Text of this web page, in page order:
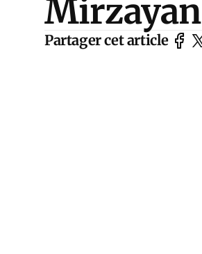
Mirzayan
Partager cet article